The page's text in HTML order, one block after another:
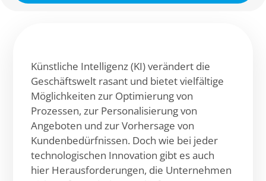
Künstliche Intelligenz (KI) verändert die
Geschäftswelt rasant und bietet vielfältige
Möglichkeiten zur Optimierung von
Prozessen, zur Personalisierung von
Angeboten und zur Vorhersage von
Kundenbedürfnissen. Doch wie bei jeder
technologischen Innovation gibt es auch
hier Herausforderungen, die Unternehmen